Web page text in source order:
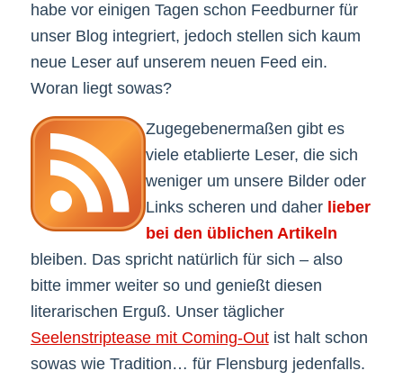
habe vor einigen Tagen schon Feedburner für
unser Blog integriert, jedoch stellen sich kaum
neue Leser auf unserem neuen Feed ein.
Woran liegt sowas?
Zugegebenermaßen gibt es
viele etablierte Leser, die sich
weniger um unsere Bilder oder
Links scheren und daher lieber
bei den üblichen Artikeln
bleiben. Das spricht natürlich für sich – also
bitte immer weiter so und genießt diesen
literarischen Erguß. Unser täglicher
Seelenstriptease mit Coming-Outist halt schon
sowas wie Tradition… für Flensburg jedenfalls.